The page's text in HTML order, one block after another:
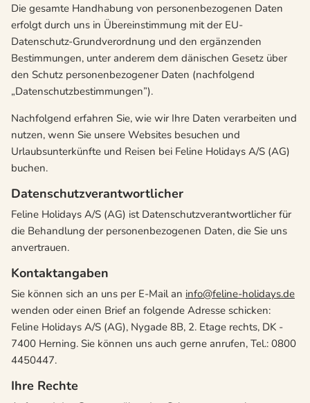
Die gesamte Handhabung von personenbezogenen Daten
erfolgt durch uns in Übereinstimmung mit der EU-
Datenschutz-Grundverordnung und den ergänzenden
Bestimmungen, unter anderem dem dänischen Gesetz über
den Schutz personenbezogener Daten (nachfolgend
„Datenschutzbestimmungen”).
Nachfolgend erfahren Sie, wie wir Ihre Daten verarbeiten und
nutzen, wenn Sie unsere Websites besuchen und
Urlaubsunterkünfte und Reisen bei Feline Holidays A/S (AG)
buchen.
Datenschutzverantwortlicher
Feline Holidays A/S (AG) ist Datenschutzverantwortlicher für
die Behandlung der personenbezogenen Daten, die Sie uns
anvertrauen.
Kontaktangaben
Sie können sich an uns per E-Mail an info@feline-holidays.de
wenden oder einen Brief an folgende Adresse schicken:
Feline Holidays A/S (AG), Nygade 8B, 2. Etage rechts, DK -
7400 Herning. Sie können uns auch gerne anrufen, Tel.: 0800
4450447.
Ihre Rechte